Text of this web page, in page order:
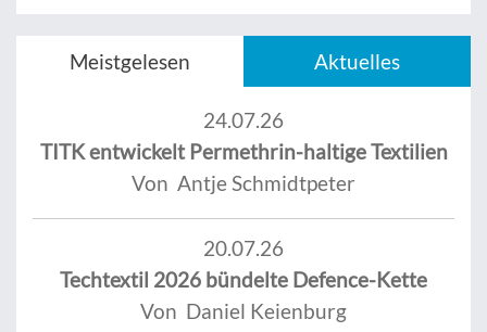
Meistgelesen Aktuelles
24.07.26
TITK entwickelt Permethrin-haltige Textilien
Von Antje Schmidtpeter
20.07.26
Techtextil 2026 bündelte Defence-Kette
Von Daniel Keienburg